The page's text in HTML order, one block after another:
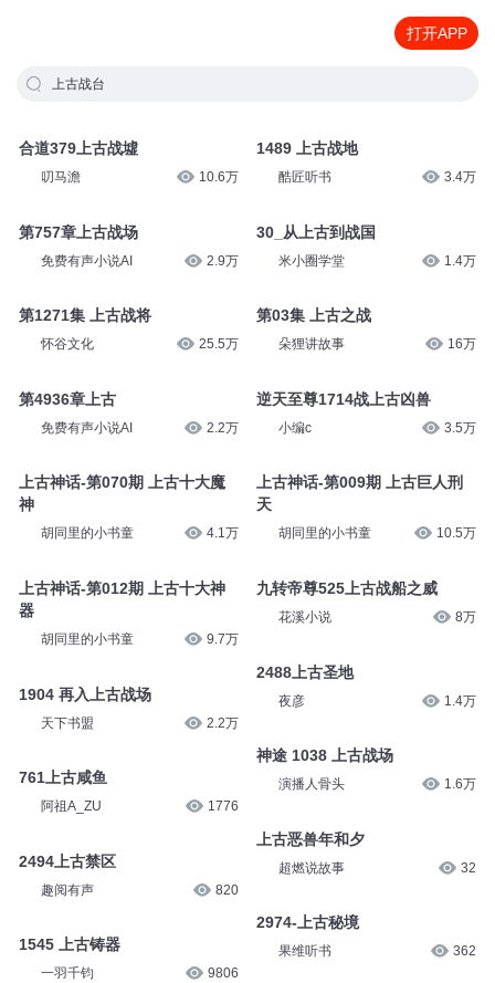
打开APP
上古战台
合道379上古战墟
叨马澹 10.6万
第757章上古战场
免费有声小说AI 2.9万
第1271集 上古战将
怀谷文化 25.5万
第4936章上古
免费有声小说AI 2.2万
上古神话-第070期 上古十大魔
神
胡同里的小书童 4.1万
上古神话-第012期 上古十大神
器
胡同里的小书童 9.7万
1904 再入上古战场
天下书盟 2.2万
761上古咸鱼
阿祖A_ZU 1776
2494上古禁区
趣阅有声 820
1545 上古铸器
一羽千钧 9806
1489 上古战地
酷匠听书 3.4万
30_从上古到战国
米小圈学堂 1.4万
第03集 上古之战
朵狸讲故事 16万
逆天至尊1714战上古凶兽
小编c 3.5万
上古神话-第009期 上古巨人刑
天
胡同里的小书童 10.5万
九转帝尊525上古战船之威
花溪小说 8万
2488上古圣地
夜彦 1.4万
神途 1038 上古战场
演播人骨头 1.6万
上古恶兽年和夕
超燃说故事 32
2974-上古秘境
果维听书 362